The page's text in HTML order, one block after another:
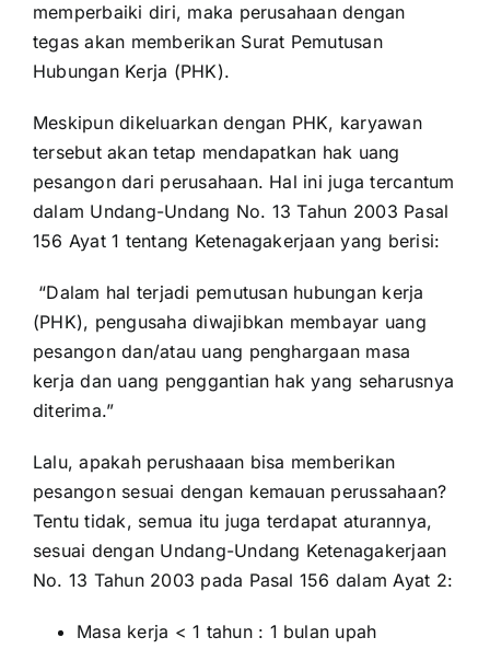
memperbaiki diri, maka perusahaan dengan
tegas akan memberikan Surat Pemutusan
Hubungan Kerja (PHK).
Meskipun dikeluarkan dengan PHK, karyawan
tersebut akan tetap mendapatkan hak uang
pesangon dari perusahaan. Hal ini juga tercantum
dalam Undang-Undang No. 13 Tahun 2003 Pasal
156 Ayat 1 tentang Ketenagakerjaan yang berisi:
“Dalam hal terjadi pemutusan hubungan kerja
(PHK), pengusaha diwajibkan membayar uang
pesangon dan/atau uang penghargaan masa
kerja dan uang penggantian hak yang seharusnya
diterima.”
Lalu, apakah perushaaan bisa memberikan
pesangon sesuai dengan kemauan perussahaan?
Tentu tidak, semua itu juga terdapat aturannya,
sesuai dengan Undang-Undang Ketenagakerjaan
No. 13 Tahun 2003 pada Pasal 156 dalam Ayat 2:
Masa kerja < 1 tahun : 1 bulan upah